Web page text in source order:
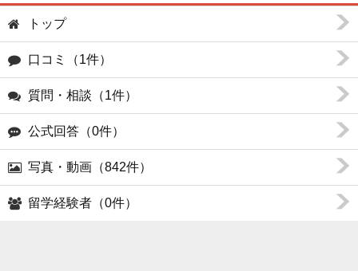
トップ
口コミ（1件）
質問・相談（1件）
公式回答（0件）
写真・動画（842件）
留学経験者（0件）